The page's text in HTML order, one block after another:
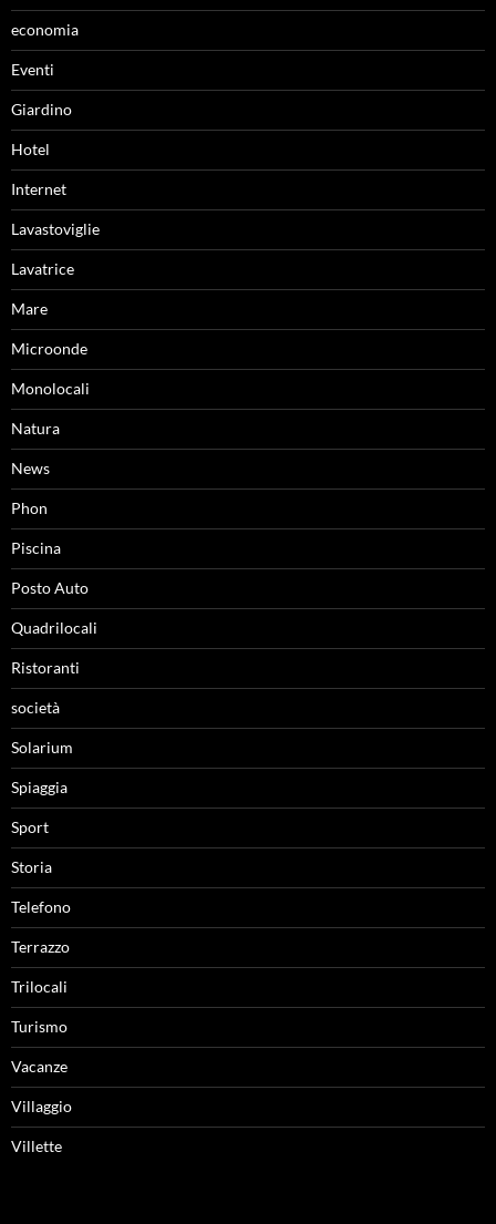
economia
Eventi
Giardino
Hotel
Internet
Lavastoviglie
Lavatrice
Mare
Microonde
Monolocali
Natura
News
Phon
Piscina
Posto Auto
Quadrilocali
Ristoranti
società
Solarium
Spiaggia
Sport
Storia
Telefono
Terrazzo
Trilocali
Turismo
Vacanze
Villaggio
Villette